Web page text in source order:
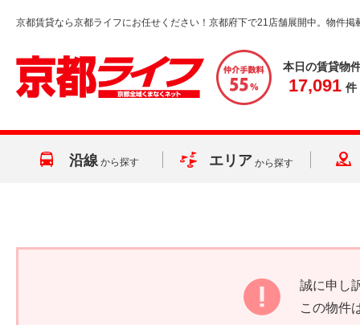
京都賃貸なら京都ライフにお任せください！京都府下で21店舗展開中。物件掲
本日の賃貸物
17,091 件
沿線 から探す エリア から探す
誠に申し
この物件